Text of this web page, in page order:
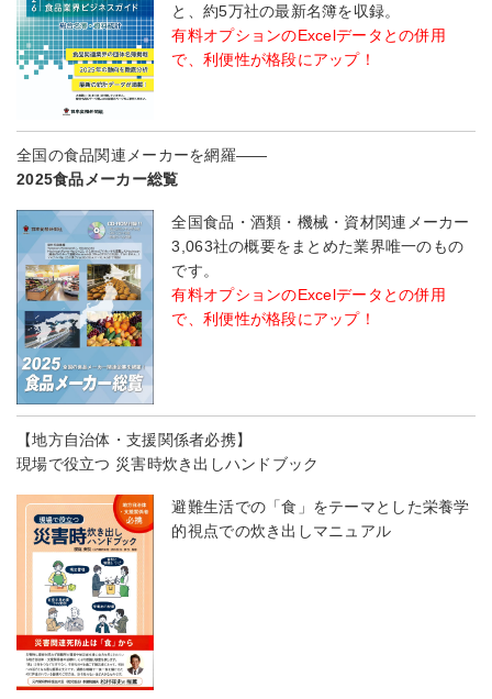
と、約5万社の最新名簿を収録。
有料オプションのExcelデータとの併用
で、利便性が格段にアップ！
全国の食品関連メーカーを網羅――
2025食品メーカー総覧
全国食品・酒類・機械・資材関連メーカー
3,063社の概要をまとめた業界唯一のもの
です。
有料オプションのExcelデータとの併用
で、利便性が格段にアップ！
【地方自治体・支援関係者必携】
現場で役立つ 災害時炊き出しハンドブック
避難生活での「食」をテーマとした栄養学
的視点での炊き出しマニュアル